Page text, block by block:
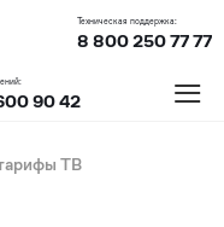
Техническая поддержка:
8 800 250 77 77
90 42 ≡
ТВ